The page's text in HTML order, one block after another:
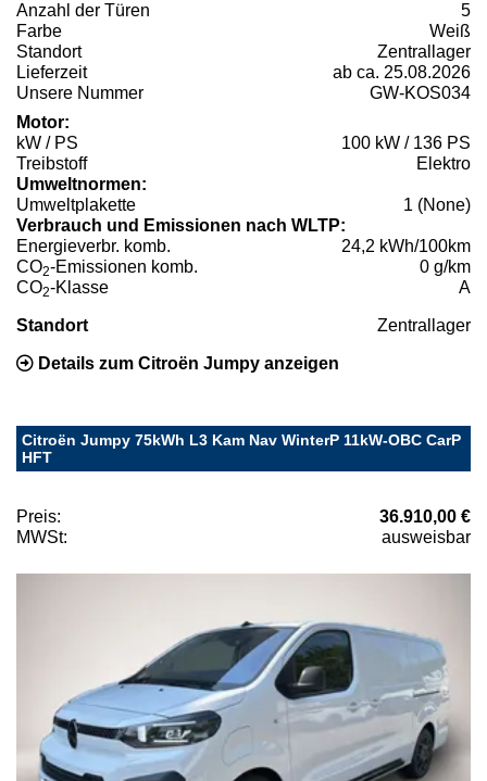
Anzahl der Türen
5
Farbe
Weiß
Standort
Zentrallager
Lieferzeit
ab ca. 25.08.2026
Unsere Nummer
GW-KOS034
Motor:
kW / PS
100 kW / 136 PS
Treibstoff
Elektro
Umweltnormen:
Umweltplakette
1 (None)
Verbrauch und Emissionen nach WLTP:
Energieverbr. komb.
24,2 kWh/100km
CO2-Emissionen komb.
0 g/km
CO2-Klasse A
Standort Zentrallager
Details zum Citroën Jumpy anzeigen
Citroën Jumpy 75kWh L3 Kam Nav WinterP 11kW-OBC CarP
HFT
Preis:
36.910,00 €
MWSt:
ausweisbar